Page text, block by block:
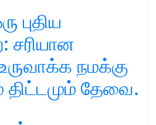
புதிய
சரியான
நமக்கு
திட்டமும் தேவை.